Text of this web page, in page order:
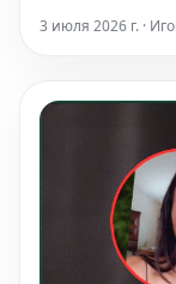
изменении его
3 июля 2026 г. ·